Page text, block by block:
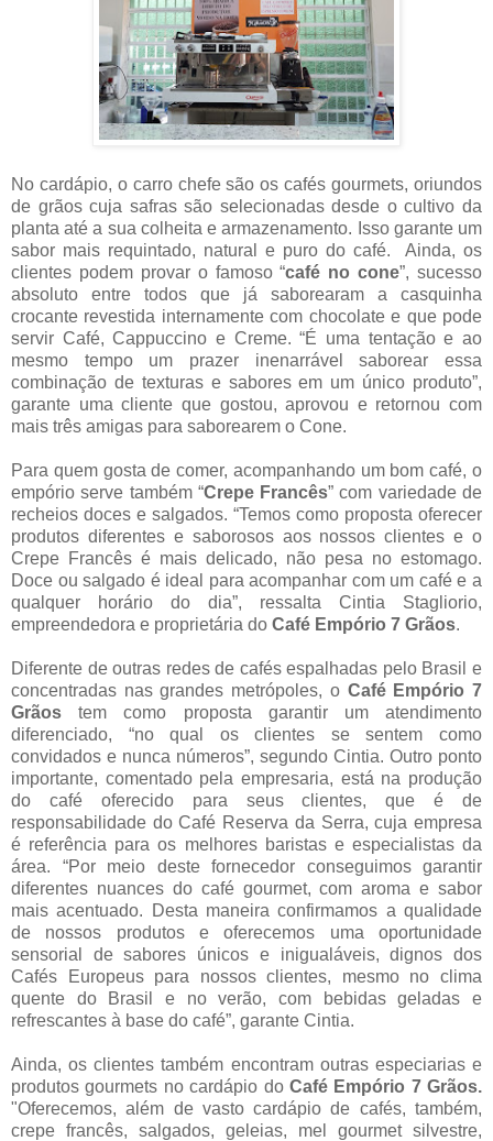
No cardápio, o carro chefe são os cafés gourmets, oriundos
de grãos cuja safras são selecionadas desde o cultivo da
planta até a sua colheita e armazenamento. Isso garante um
sabor mais requintado, natural e puro do café. Ainda, os
clientes podem provar o famoso “café no cone”, sucesso
absoluto entre todos que já saborearam a casquinha
crocante revestida internamente com chocolate e que pode
servir Café, Cappuccino e Creme. “É uma tentação e ao
mesmo tempo um prazer inenarrável saborear essa
combinação de texturas e sabores em um único produto”,
garante uma cliente que gostou, aprovou e retornou com
mais três amigas para saborearem o Cone.
Para quem gosta de comer, acompanhando um bom café, o
empório serve também “Crepe Francês” com variedade de
recheios doces e salgados. “Temos como proposta oferecer
produtos diferentes e saborosos aos nossos clientes e o
Crepe Francês é mais delicado, não pesa no estomago.
Doce ou salgado é ideal para acompanhar com um café e a
qualquer horário do dia”, ressalta Cintia Stagliorio,
empreendedora e proprietária do Café Empório 7 Grãos.
Diferente de outras redes de cafés espalhadas pelo Brasil e
concentradas nas grandes metrópoles, o Café Empório 7
Grãostem como proposta garantir um atendimento
diferenciado, “no qual os clientes se sentem como
convidados e nunca números”, segundo Cintia. Outro ponto
importante, comentado pela empresaria, está na produção
do café oferecido para seus clientes, que é de
responsabilidade do Café Reserva da Serra, cuja empresa
é referência para os melhores baristas e especialistas da
área. “Por meio deste fornecedor conseguimos garantir
diferentes nuances do café gourmet, com aroma e sabor
mais acentuado. Desta maneira confirmamos a qualidade
de nossos produtos e oferecemos uma oportunidade
sensorial de sabores únicos e inigualáveis, dignos dos
Cafés Europeus para nossos clientes, mesmo no clima
quente do Brasil e no verão, com bebidas geladas e
refrescantes à base do café”, garante Cintia.
Ainda, os clientes também encontram outras especiarias e
produtos gourmets no cardápio do Café Empório 7 Grãos.
"Oferecemos, além de vasto cardápio de cafés, também,
crepe francês, salgados, geleias, mel gourmet silvestre,